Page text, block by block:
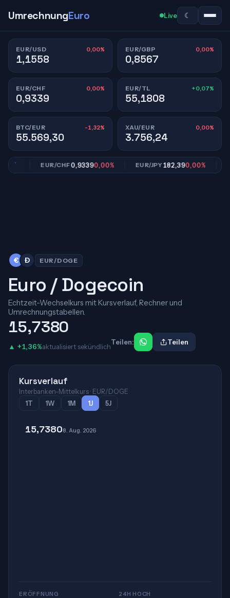
UmrechnungEuro Live ☾
EUR/USD 0,00%
1,1558
EUR/GBP 0,00%
0,8567
EUR/CHF 0,00%
0,9339
EUR/TL +0,07%
55,1808
BTC/EUR -1,32%
55.569,30
XAU/EUR 0,00%
3.756,24
EUR/CHF0,93390,00% EUR/JPY182,390,00%
€ Ð EUR/DOGE
Euro / Dogecoin
Echtzeit-Wechselkurs mit Kursverlauf, Rechner und
Umrechnungstabellen.
15,7380
▲ +1,36%aktualisiert sekündlich
Teilen: Teilen
Kursverlauf
Interbanken-Mittelkurs · EUR/DOGE
1T
1W 1M 1J 5J
15,73808. Aug. 2026
ERÖFFNUNG 24H HOCH